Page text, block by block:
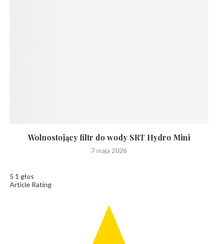
Wolnostojący filtr do wody SRT Hydro Mini
7 maja 2026
5 1 głos
Article Rating